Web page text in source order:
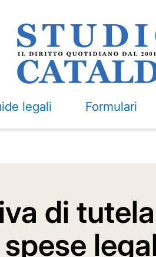
legali Formulari
di tutela
spese